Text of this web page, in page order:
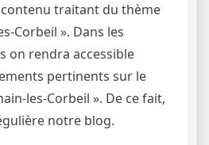
traitant du thème
Corbeil ». Dans les
on rendra accessible
pertinents sur le
les-Corbeil ». De ce fait,
notre blog.